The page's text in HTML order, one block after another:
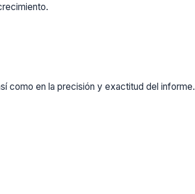
como en la precisión y exactitud del informe.